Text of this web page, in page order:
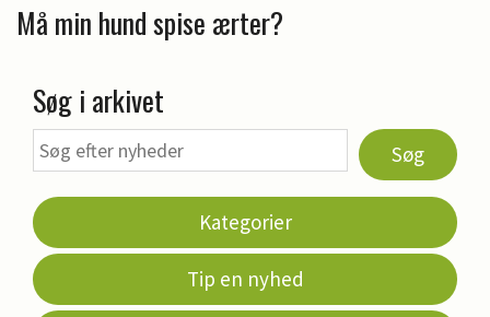
Må min hund spise ærter?
Søg i arkivet
Søg
Kategorier
Tip en nyhed